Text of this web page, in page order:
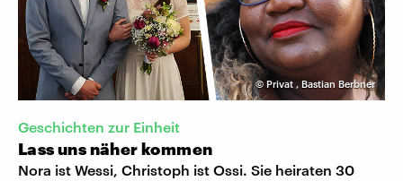
©Privat , Bastian Berbner
Geschichten zur Einheit
Lass uns näher kommen
Nora ist Wessi, Christoph ist Ossi. Sie heiraten 30